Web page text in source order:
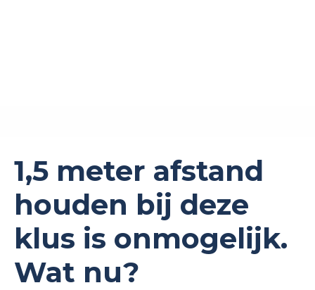
1,5 meter afstand
houden bij deze
klus is onmogelijk.
Wat nu?